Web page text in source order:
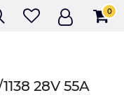
0
28V 55A